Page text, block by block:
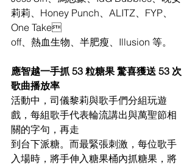
莉莉、Honey Punch、ALITZ、FYP、
One Take
off、熱血生物、半肥瘦、Illusion 等。
應智越一手抓 53 粒糖果 驚喜獲送 53 次
歌曲播放率
活動中，司儀黎莉與歌手們分組玩遊
戲，每組歌手代表輪流講出與萬聖節相
關的字句，再走
到台下派糖。而最緊張刺激，每位歌手
入場時，將手伸入糖果桶內抓糖果，將